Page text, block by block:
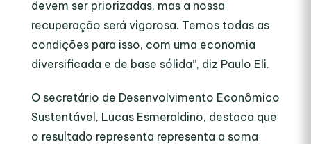
devem ser priorizadas, mas a nossa
recuperação será vigorosa. Temos todas as
condições para isso, com uma economia
diversificada e de base sólida”, diz Paulo Eli.
O secretário de Desenvolvimento Econômico
Sustentável, Lucas Esmeraldino, destaca que
o resultado representa representa a soma